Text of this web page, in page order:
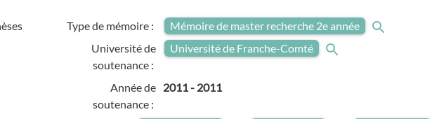
Type de mémoire :
Mémoire de master recherche 2e année
Université de
soutenance :
Université de Franche-Comté
Année de
soutenance :
2011- 2011